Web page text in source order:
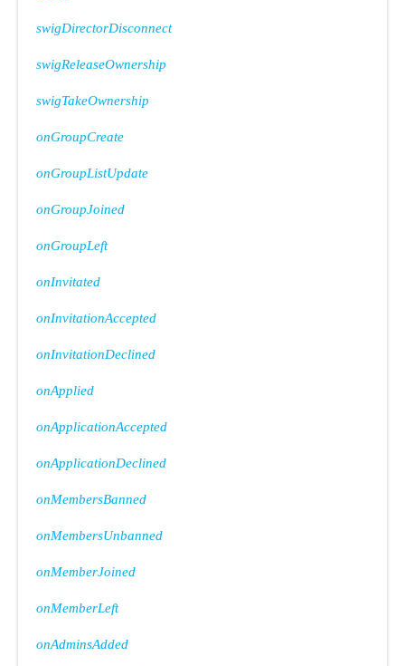
swigDirectorDisconnect
swigReleaseOwnership
swigTakeOwnership
onGroupCreate
onGroupListUpdate
onGroupJoined
onGroupLeft
onInvitated
onInvitationAccepted
onInvitationDeclined
onApplied
onApplicationAccepted
onApplicationDeclined
onMembersBanned
onMembersUnbanned
onMemberJoined
onMemberLeft
onAdminsAdded